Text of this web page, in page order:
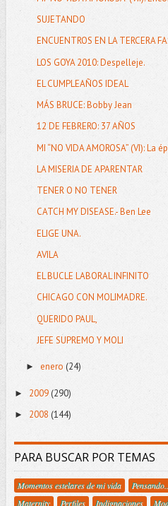
SUJETANDO
ENCUENTROS EN LA TERCERA
LOS GOYA 2010: Despelleje.
EL CUMPLEAÑOS IDEAL
MÁS BRUCE: Bobby Jean
12 DE FEBRERO: 37 AÑOS
MI “NO VIDA AMOROSA” (VI): La
LA MISERIA DE APARENTAR
TENER O NO TENER
CATCH MY DISEASE.- Ben Lee
ELIGE UNA.
AVILA
EL BUCLE LABORAL INFINITO
CHICAGO CON MOLIMADRE.
QUERIDO PAUL,
JEFE SUPREMO Y MOLI
► enero (24)
► 2009(290)
► 2008 (144)
PARA BUSCAR POR TEMAS
Momentos estelares de mi vida Pensando..
Maternity
Perfiles Indignaciones